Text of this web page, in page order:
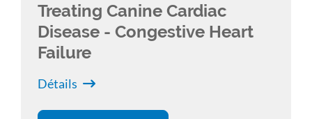
Treating Canine Cardiac
Disease - Congestive Heart
Failure
Détails